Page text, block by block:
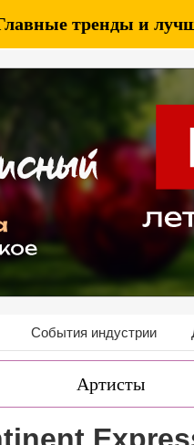
тренды и
События индустрии
Артисты